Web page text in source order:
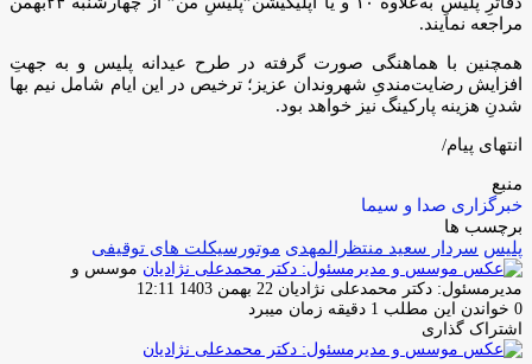
مراجعه نمایند.
همچنین با هماهنگی صورت گرفته در طرح عیدانه پلیس و به جهتِ
افزایش رضایت‌مندیِ شهروندان عزیز؛ ترخیص در این ایام شامل نیم بها
شدنِ هزینه پارکینگ نیز خواهد بود.
انتهای پیام/
منبع
خبرگزاری صدا و سیما
برچسب ها
پلیس سردار سعید منتظرالمهدی موتورسیکلت های توقیفی
موسس و
مدیرمسئول: دکتر محمدعلی نژادیان ارسال
ایمیل
22 بهمن 1403 12:11
0 خواندن این مطلب 1 دقیقه زمان میبرد
اشتراک گذاری
فیس
توئیتر
لینکدین
واتس
تلگرام
اشتراک
چاپ